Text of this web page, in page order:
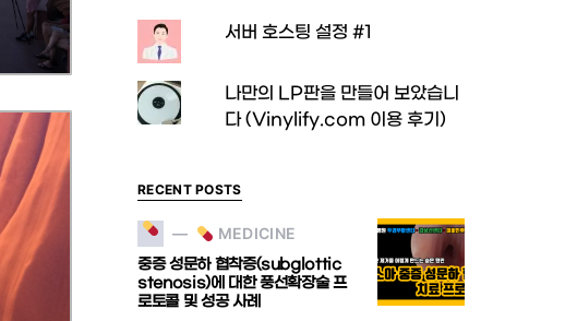
서버 호스팅 설정 #1
나만의 LP판을 만들어 보았습니
다 (Vinylify.com 이용 후기)
RECENT POSTS
MEDICINE
중증 성문하 협착증(subglottic
stenosis)에 대한 풍선확장술 프
로토콜 및 성공 사례